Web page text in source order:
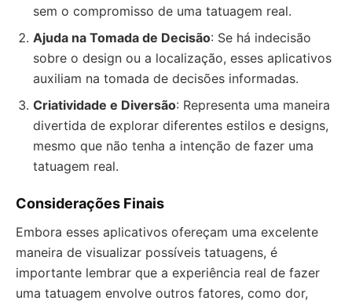
sem o compromisso de uma tatuagem real.
Ajuda na Tomada de Decisão: Se há indecisão
sobre o design ou a localização, esses aplicativos
auxiliam na tomada de decisões informadas.
Criatividade e Diversão: Representa uma maneira
divertida de explorar diferentes estilos e designs,
mesmo que não tenha a intenção de fazer uma
tatuagem real.
Considerações Finais
Embora esses aplicativos ofereçam uma excelente
maneira de visualizar possíveis tatuagens, é
importante lembrar que a experiência real de fazer
uma tatuagem envolve outros fatores, como dor,